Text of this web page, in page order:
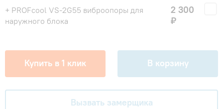
+ PROFcool VS-2G55 виброопоры для
наружного блока
2 300
₽
Купить в 1 клик В корзину
Вызвать замерщика